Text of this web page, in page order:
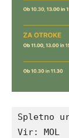
Spletno
Vir: MOL